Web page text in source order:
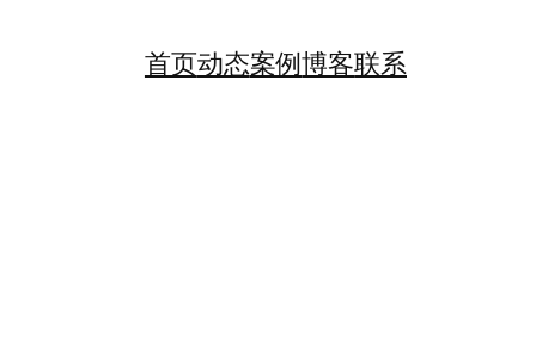
首页动态案例博客联系